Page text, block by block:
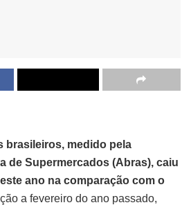
brasileiros, medido pela
de Supermercados (Abras), caiu
ano na comparação com o
a fevereiro do ano passado,